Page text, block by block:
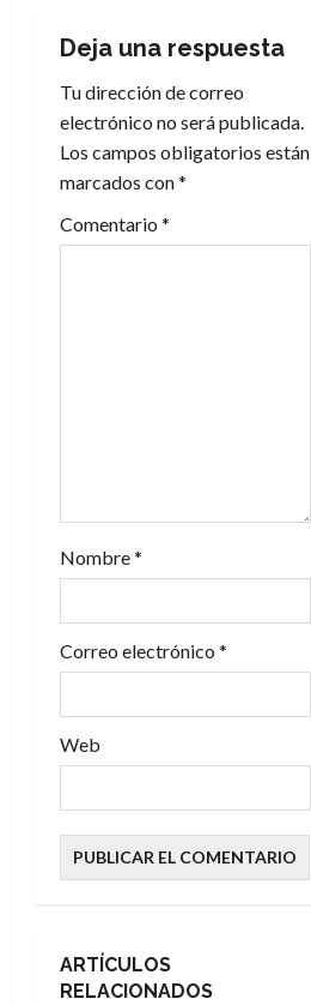
c
i
ó
n
d
a
d
a
s
Deja una respuesta
Tu dirección de correo
electrónico no será publicada.
Los campos obligatorios están
marcados con*
Comentario *
Nombre*
Correo electrónico *
Web
ARTÍCULOS
RELACIONADOS